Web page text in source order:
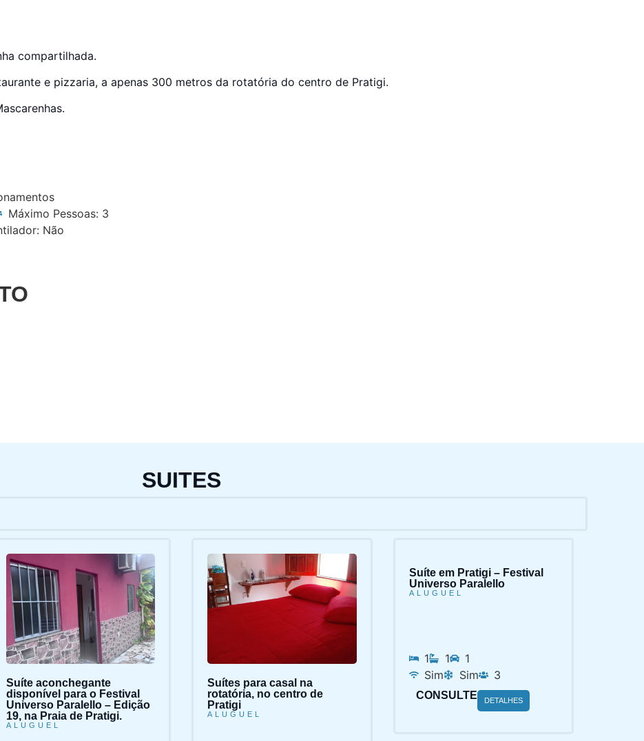
compartilhada.
e pizzaria, a apenas 300 metros da rotatória do centro de Pratigi.
Máximo Pessoas: 3
Não
SUITES
Suíte aconchegante
disponível para o Festival
Universo Paralello – Edição
19, na Praia de Pratigi.
ALUGUEL
Suítes para casal na
rotatória, no centro de
Pratigi
ALUGUEL
Suíte em Pratigi – Festival
Universo Paralello
ALUGUEL
1 1
1
Sim
Sim 3
CONSULTE DETALHES